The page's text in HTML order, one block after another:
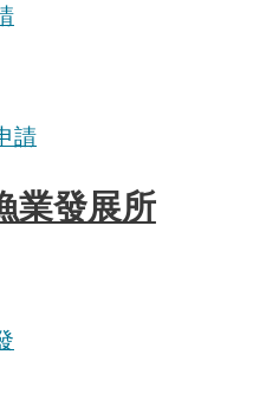
請
業發展所